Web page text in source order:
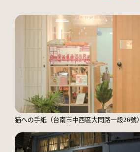
猫への手紙（台南市中西區大同路一段26號）